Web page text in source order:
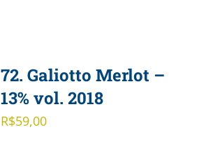
72. Galiotto Merlot –
13% vol. 2018
R$59,00